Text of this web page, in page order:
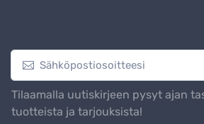
Tilaamalla uutiskirjeen pysyt ajan
tuotteista ja tarjouksista!